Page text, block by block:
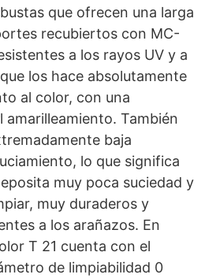
que ofrecen una larga
recubiertos con MC-
a los rayos UV y a
los hace absolutamente
al color, con una
amarilleamiento. También
baja
lo que significa
muy poca suciedad y
muy duraderos y
a los arañazos. En
T 21 cuenta con el
de limpiabilidad 0